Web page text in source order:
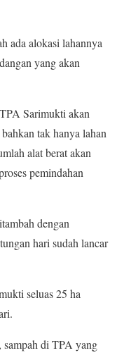
ada alokasi lahannya
yang akan
Sarimukti akan
tak hanya lahan
alat berat akan
pemindahan
dengan
hari sudah lancar
seluas 25 ha
di TPA yang